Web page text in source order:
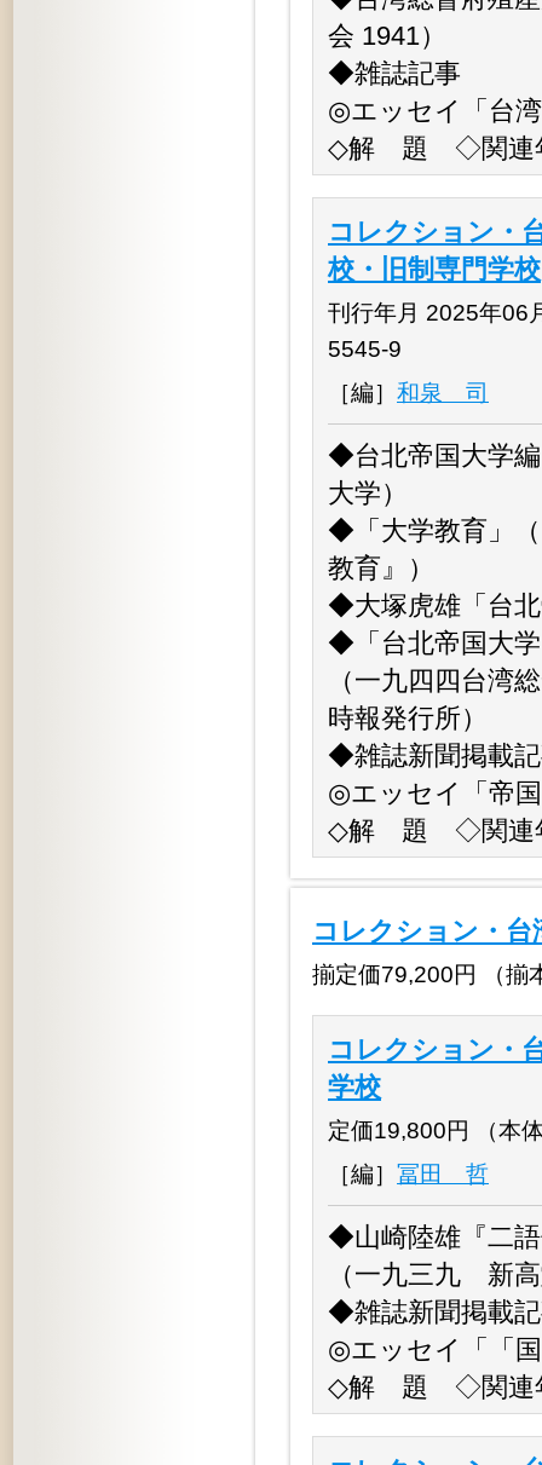
会 1941）
◆雑誌記事
◎エッセイ「台
◇解 題 ◇関連
コレクション・
校・旧制専門学校
刊行年月 2025年06
5545-9
［編］ 和泉 司
◆台北帝国大学
大学）
◆「大学教育」
教育』）
◆大塚虎雄「台
◆「台北帝国大
（一九四四台湾
時報発行所）
◆雑誌新聞掲載
◎エッセイ「帝
◇解 題 ◇関連
コレクション・
揃定価79,200円 （揃
コレクション・
学校
定価19,800円 （本
［編］ 冨田 哲
◆山崎陸雄『二
（一九三九 新
◆雑誌新聞掲載
◎エッセイ「「
◇解 題 ◇関連